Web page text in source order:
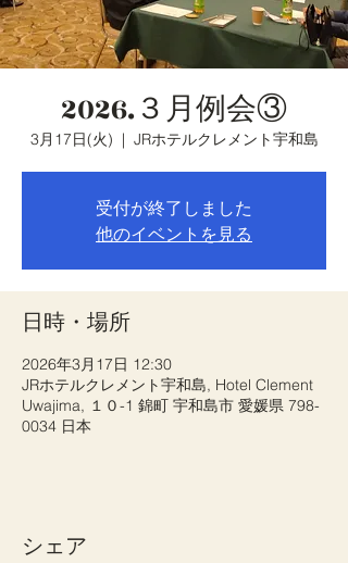
2026.３月例会③
3月17日(火)
  |
JRホテルクレメント宇和島
受付が終了しました
他のイベントを見る
日時・場所
2026年3月17日 12:30
JRホテルクレメント宇和島, Hotel Clement
Uwajima, １０-1 錦町 宇和島市 愛媛県 798-
0034 日本
シェア